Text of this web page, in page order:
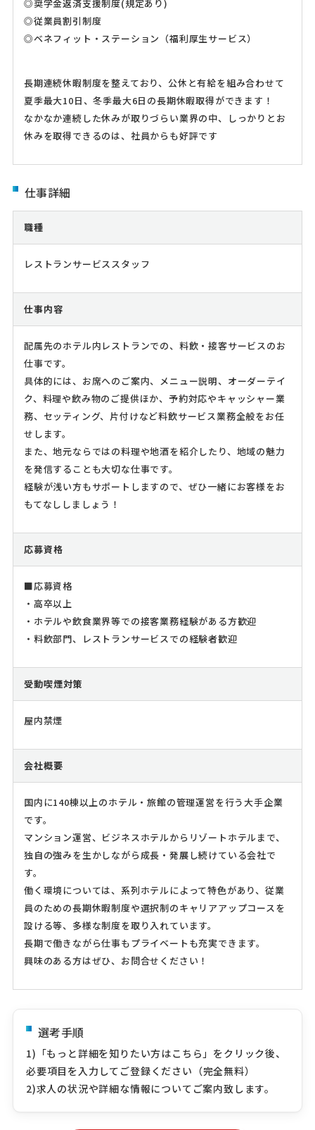
◎奨学金返済支援制度(規定あり)
◎従業員割引制度
◎ベネフィット・ステーション（福利厚生サービス）
長期連続休暇制度を整えており、公休と有給を組み合わせて
夏季最大10日、冬季最大6日の長期休暇取得ができます！
なかなか連続した休みが取りづらい業界の中、しっかりとお
休みを取得できるのは、社員からも好評です
仕事詳細
職種
レストランサービススタッフ
仕事内容
配属先のホテル内レストランでの、料飲・接客サービスのお
仕事です。
具体的には、お席へのご案内、メニュー説明、オーダーテイ
ク、料理や飲み物のご提供ほか、予約対応やキャッシャー業
務、セッティング、片付けなど料飲サービス業務全般をお任
せします。
また、地元ならではの料理や地酒を紹介したり、地域の魅力
を発信することも大切な仕事です。
経験が浅い方もサポートしますので、ぜひ一緒にお客様をお
もてなししましょう！
応募資格
■応募資格
・高卒以上
・ホテルや飲食業界等での接客業務経験がある方歓迎
・料飲部門、レストランサービスでの経験者歓迎
受動喫煙対策
屋内禁煙
会社概要
国内に140棟以上のホテル・旅館の管理運営を行う大手企業
です。
マンション運営、ビジネスホテルからリゾートホテルまで、
独自の強みを生かしながら成長・発展し続けている会社で
す。
働く環境については、系列ホテルによって特色があり、従業
員のための長期休暇制度や選択制のキャリアアップコースを
設ける等、多様な制度を取り入れています。
長期で働きながら仕事もプライベートも充実できます。
興味のある方はぜひ、お問合せください！
選考手順
1)「もっと詳細を知りたい方はこちら」をクリック後、
必要項目を入力してご登録ください（完全無料）
2)求人の状況や詳細な情報についてご案内致します。